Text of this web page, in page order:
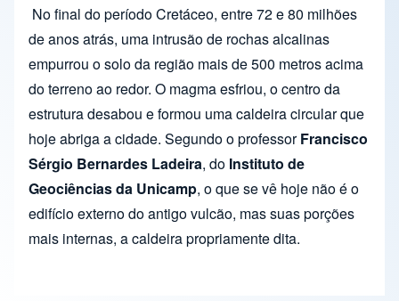
No final do período Cretáceo, entre 72 e 80 milhões
de anos atrás, uma intrusão de rochas alcalinas
empurrou o solo da região mais de 500 metros acima
do terreno ao redor. O magma esfriou, o centro da
estrutura desabou e formou uma caldeira circular que
hoje abriga a cidade. Segundo o professorFrancisco
Sérgio Bernardes Ladeira, do Instituto de
Geociências da Unicamp, o que se vê hoje não é o
edifício externo do antigo vulcão, mas suas porções
mais internas, a caldeira propriamente dita.